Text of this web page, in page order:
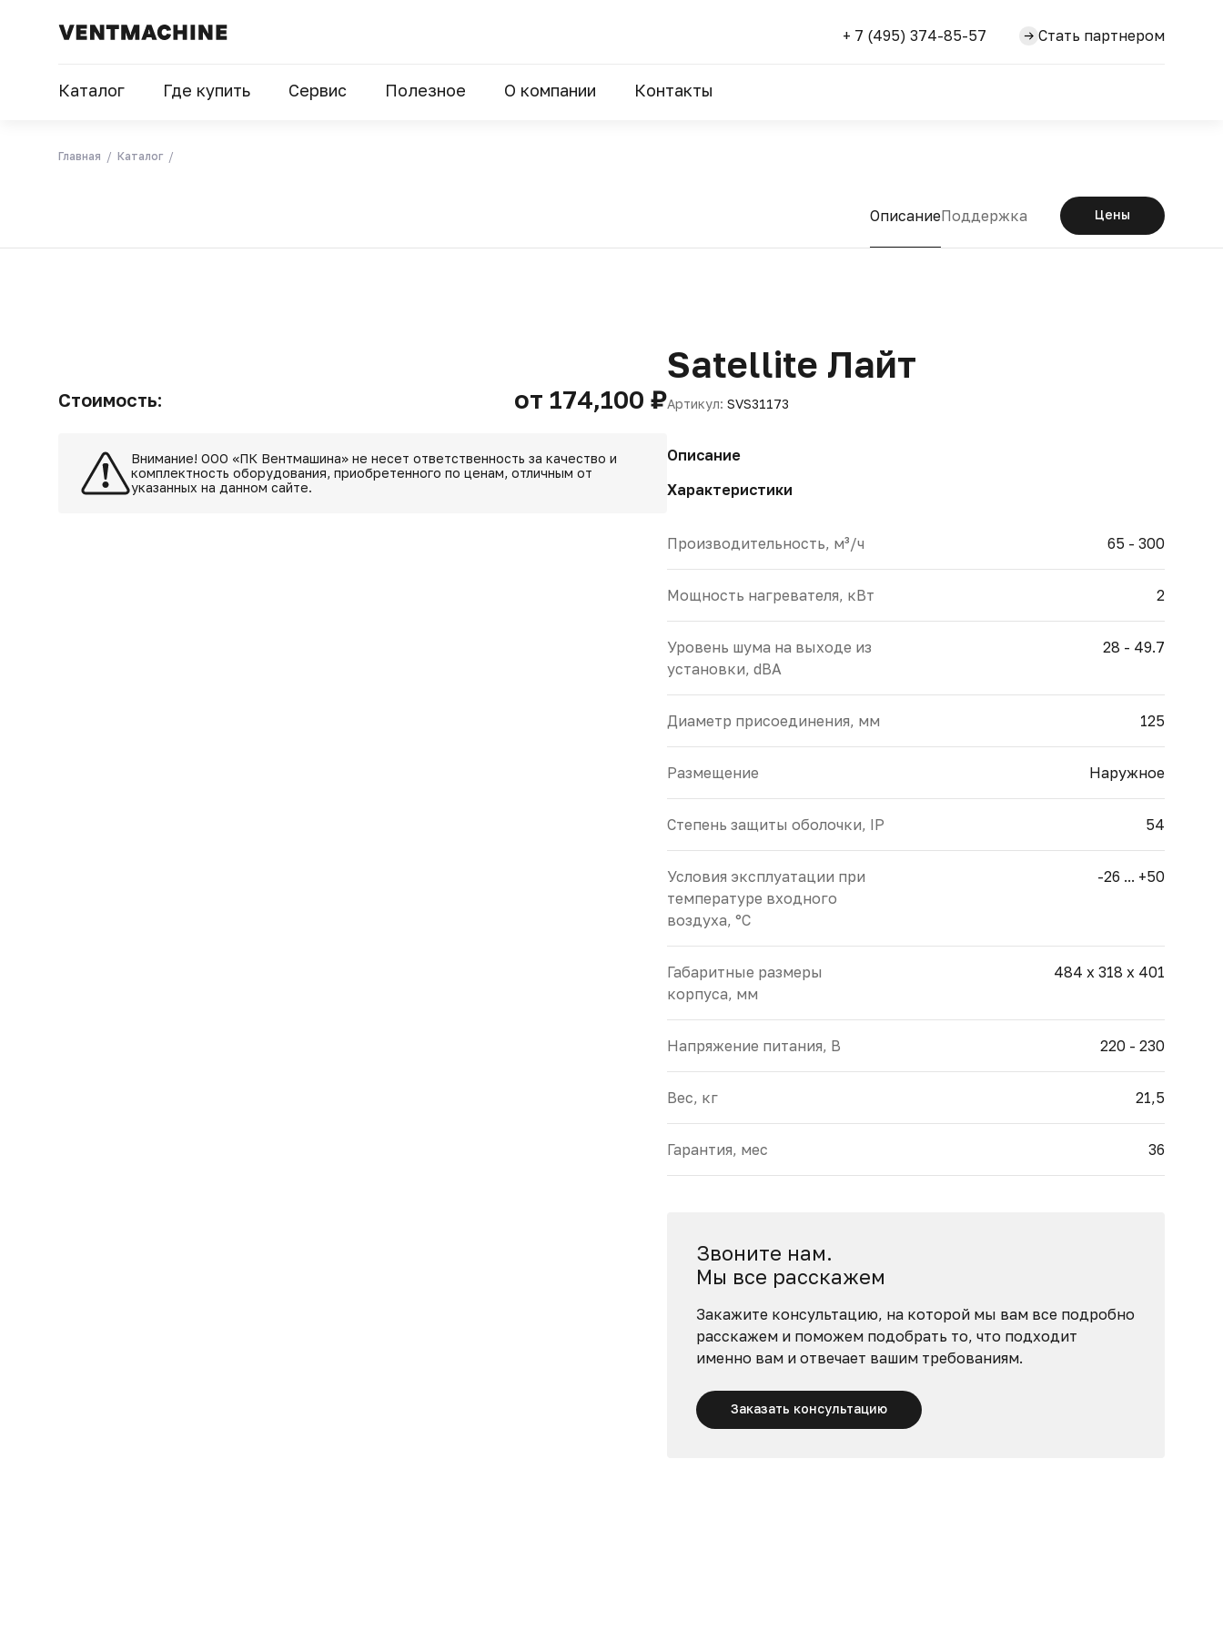
+ 7 (495) 374-85-57 Стать партнером
Каталог Где купить Сервис Полезное О компании Контакты
Главная Каталог
ОписаниеПоддержка Цены
Стоимость: от 174,100 ₽
Внимание! ООО «ПК Вентмашина» не несет ответственность за качество и
комплектность оборудования, приобретенного по ценам, отличным от
указанных на данном сайте.
Satellite Лайт
Артикул: SVS31173
Описание
Характеристики
Производительность, м³/ч 65 - 300
Мощность нагревателя, кВт 2
Уровень шума на выходе из
установки, dBA
28 - 49.7
Диаметр присоединения, мм 125
Размещение Наружное
Cтепень защиты оболочки, IP 54
Условия эксплуатации при
температуре входного
воздуха, °С
-26 ... +50
Габаритные размеры
корпуса, мм
484 x 318 x 401
Напряжение питания, В 220 - 230
Вес, кг 21,5
Гарантия, мес 36
Звоните нам.
Мы все расскажем
Закажите консультацию, на которой мы вам все подробно
расскажем и поможем подобрать то, что подходит
именно вам и отвечает вашим требованиям.
Заказать консультацию